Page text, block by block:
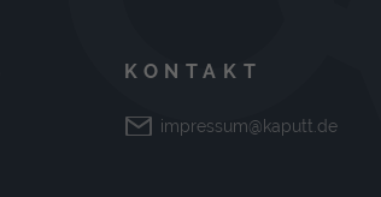
KONTAKT
impressum@kaputt.de